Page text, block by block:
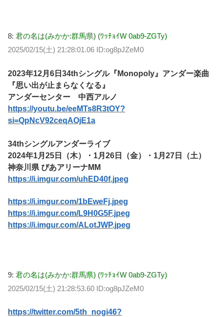
8: 君の名は(みかか:群馬県) (ﾜｯﾁｮｲW 0ab9-ZGTy)
2025/02/15(土) 21:28:01.06 ID:og8pJZeM0
2023年12月6日34thシングル『Monopoly』アンダー楽曲
『思い出が止まらなくなる』
アンダーセンター 中西アルノ
https://youtu.be/eeMTs8R3tOY?
si=QpNcV92ceqAOjE1a
34thシングルアンダーライブ
2024年1月25日（木）・1月26日（金）・1月27日（土）
神奈川県 ぴあアリーナMM
https://i.imgur.com/uhED40f.jpeg
https://i.imgur.com/1bEweFj.jpeg
https://i.imgur.com/L9H0G5F.jpeg
https://i.imgur.com/ALotJWP.jpeg
9: 君の名は(みかか:群馬県) (ﾜｯﾁｮｲW 0ab9-ZGTy)
2025/02/15(土) 21:28:53.60 ID:og8pJZeM0
https://twitter.com/5th_nogi46?